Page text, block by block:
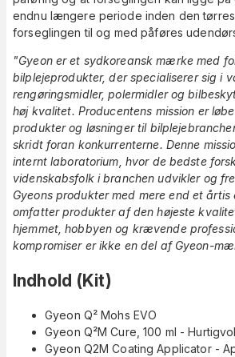
endnu længere periode inden den tørres
forseglingen til og med påføres
"Gyeon er et sydkoreansk mærke med
bilplejeprodukter, der specialiserer sig i
rengøringsmidler, polermidler og
høj kvalitet. Producentens mission er
produkter og løsninger til
skridt foran konkurrenterne. Denne
internt laboratorium, hvor de bedste
videnskabsfolk i branchen udvikler og
Gyeons produkter med mere end et
omfatter produkter af den højeste
hjemmet, hobbyen og krævende
kompromiser er ikke en del af Gyeon-
Indhold (Kit)
Gyeon Q² Mohs EVO
Gyeon Q²M Cure, 100 ml -
Gyeon Q2M Coating Applicator -